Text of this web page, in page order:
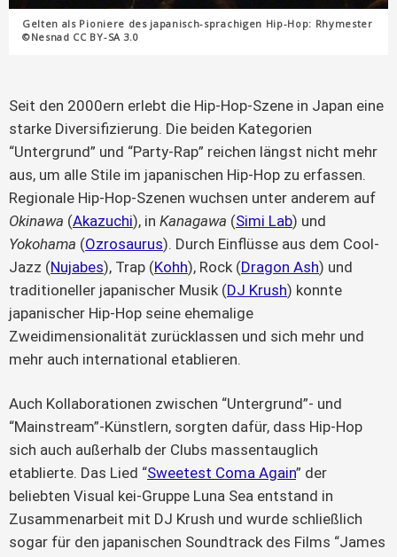
Gelten als Pioniere des japanisch-sprachigen Hip-Hop: Rhymester
©Nesnad CC BY-SA 3.0
Seit den 2000ern erlebt die Hip-Hop-Szene in Japan eine
starke Diversifizierung. Die beiden Kategorien
“Untergrund” und “Party-Rap” reichen längst nicht mehr
aus, um alle Stile im japanischen Hip-Hop zu erfassen.
Regionale Hip-Hop-Szenen wuchsen unter anderem auf
Okinawa (Akazuchi), in Kanagawa (Simi Lab) und
Yokohama (Ozrosaurus). Durch Einflüsse aus dem Cool-
Jazz (Nujabes), Trap (Kohh), Rock (Dragon Ash) und
traditioneller japanischer Musik (DJ Krush) konnte
japanischer Hip-Hop seine ehemalige
Zweidimensionalität zurücklassen und sich mehr und
mehr auch international etablieren.
Auch Kollaborationen zwischen “Untergrund”- und
“Mainstream”-Künstlern, sorgten dafür, dass Hip-Hop
sich auch außerhalb der Clubs massentauglich
etablierte. Das Lied “Sweetest Coma Again” der
beliebten Visual kei-Gruppe Luna Sea entstand in
Zusammenarbeit mit DJ Krush und wurde schließlich
sogar für den japanischen Soundtrack des Films “James